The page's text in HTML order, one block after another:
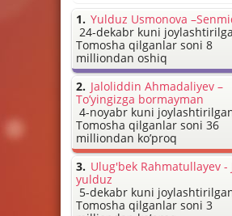
Yulduz Usmonova
24-dekabr kuni
Tomosha qilganlar soni 8
milliondan oshiq
Jaloliddin Ahmadaliyev –
To’yingizga bormayman
4-noyabr kuni
Tomosha qilganlar soni 36
milliondan ko’proq
Ulug'bek Rahmatullayev -
yulduz
5-dekabr kuni
Tomosha qilganlar soni 3